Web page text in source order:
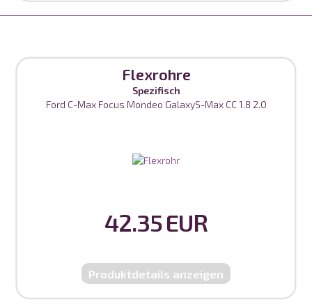
Flexrohre
Spezifisch
Ford C-Max Focus Mondeo GalaxyS-Max CC 1.8 2.0
42.35 EUR
Produktdetails anzeigen